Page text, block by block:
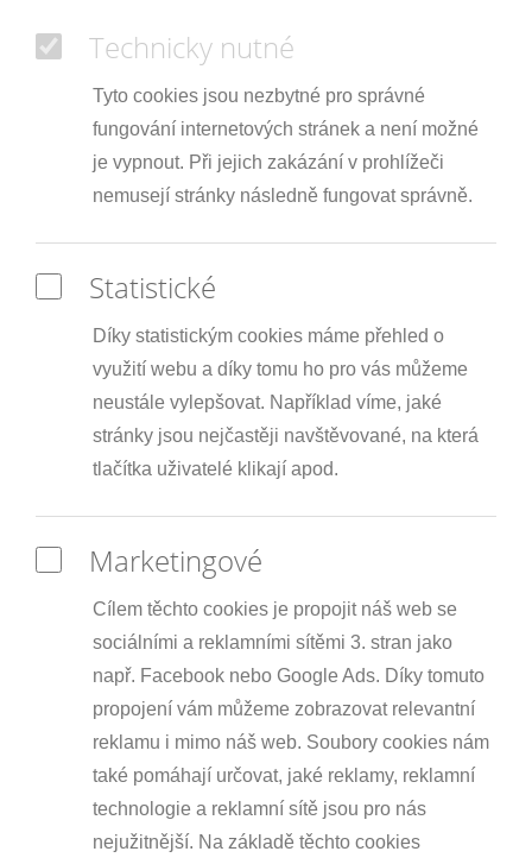
Technicky nutné
Tyto cookies jsou nezbytné pro správné
fungování internetových stránek a není možné
je vypnout. Při jejich zakázání v prohlížeči
nemusejí stránky následně fungovat správně.
Statistické
Díky statistickým cookies máme přehled o
využití webu a díky tomu ho pro vás můžeme
neustále vylepšovat. Například víme, jaké
stránky jsou nejčastěji navštěvované, na která
tlačítka uživatelé klikají apod.
Marketingové
Cílem těchto cookies je propojit náš web se
sociálními a reklamními sítěmi 3. stran jako
např. Facebook nebo Google Ads. Díky tomuto
propojení vám můžeme zobrazovat relevantní
reklamu i mimo náš web. Soubory cookies nám
také pomáhají určovat, jaké reklamy, reklamní
technologie a reklamní sítě jsou pro nás
nejužitnější. Na základě těchto cookies